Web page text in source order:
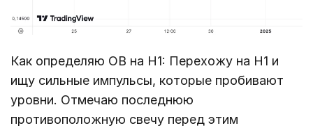
Как определяю OB на H1: Перехожу на H1 и
ищу сильные импульсы, которые пробивают
уровни. Отмечаю последнюю
противоположную свечу перед этим